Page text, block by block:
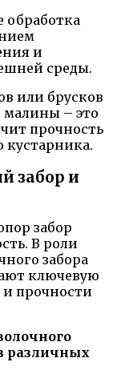
обработка
и
среды.
или брусков
малины – это
прочность
кустарника.
забор и
забор
В роли
забора
ключевую
и прочности
различных